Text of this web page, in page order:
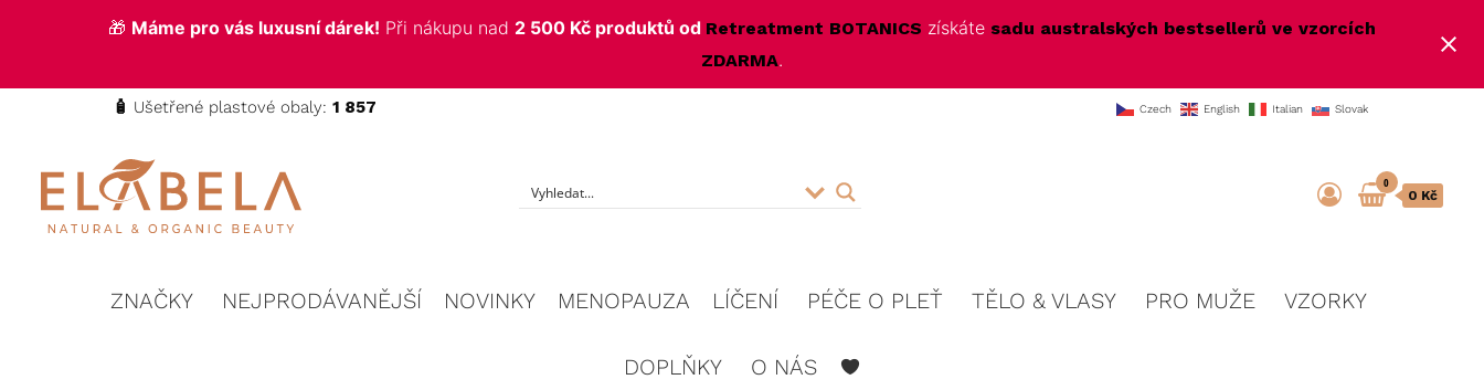
🎁 Máme pro vás luxusní dárek! Při nákupu nad 2 500 Kč produktů od Retreatment BOTANICS získáte sadu australských bestsellerů ve vzorcích
ZDARMA.
🧴 Ušetřené plastové obaly: 1 857 Czech English Italian Slovak
Beauty
0
0 Kč
ZNAČKY NEJPRODÁVANĚJŠÍ NOVINKY MENOPAUZA LÍČENÍ PÉČE O PLEŤ TĚLO & VLASY PRO MUŽE VZORKY
DOPLŇKY O NÁS